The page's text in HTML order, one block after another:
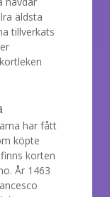
äldsta
tillverkats
har fått
köpte
korten
År 1463